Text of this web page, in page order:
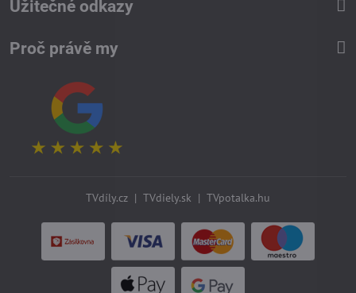
Užitečné odkazy
Proč právě my
TVdíly.cz | TVdiely.sk | TVpotalka.hu